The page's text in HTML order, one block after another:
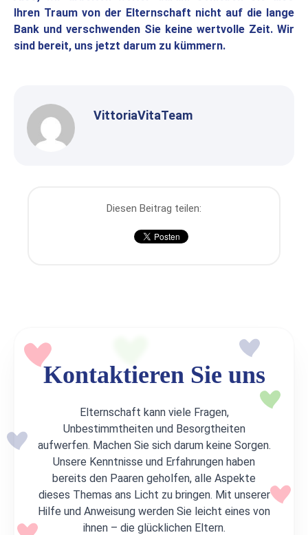
Ihren Traum von der Elternschaft nicht auf die lange
Bank und verschwenden Sie keine wertvolle Zeit. Wir
sind bereit, uns jetzt darum zu kümmern.
VittoriaVitaTeam
Diesen Beitrag teilen:
Kontaktieren Sie uns
Elternschaft kann viele Fragen,
Unbestimmtheiten und Besorgtheiten
aufwerfen. Machen Sie sich darum keine Sorgen.
Unsere Kenntnisse und Erfahrungen haben
bereits den Paaren geholfen, alle Aspekte
dieses Themas ans Licht zu bringen. Mit unserer
Hilfe und Anweisung werden Sie leicht eines von
ihnen – die glücklichen Eltern.